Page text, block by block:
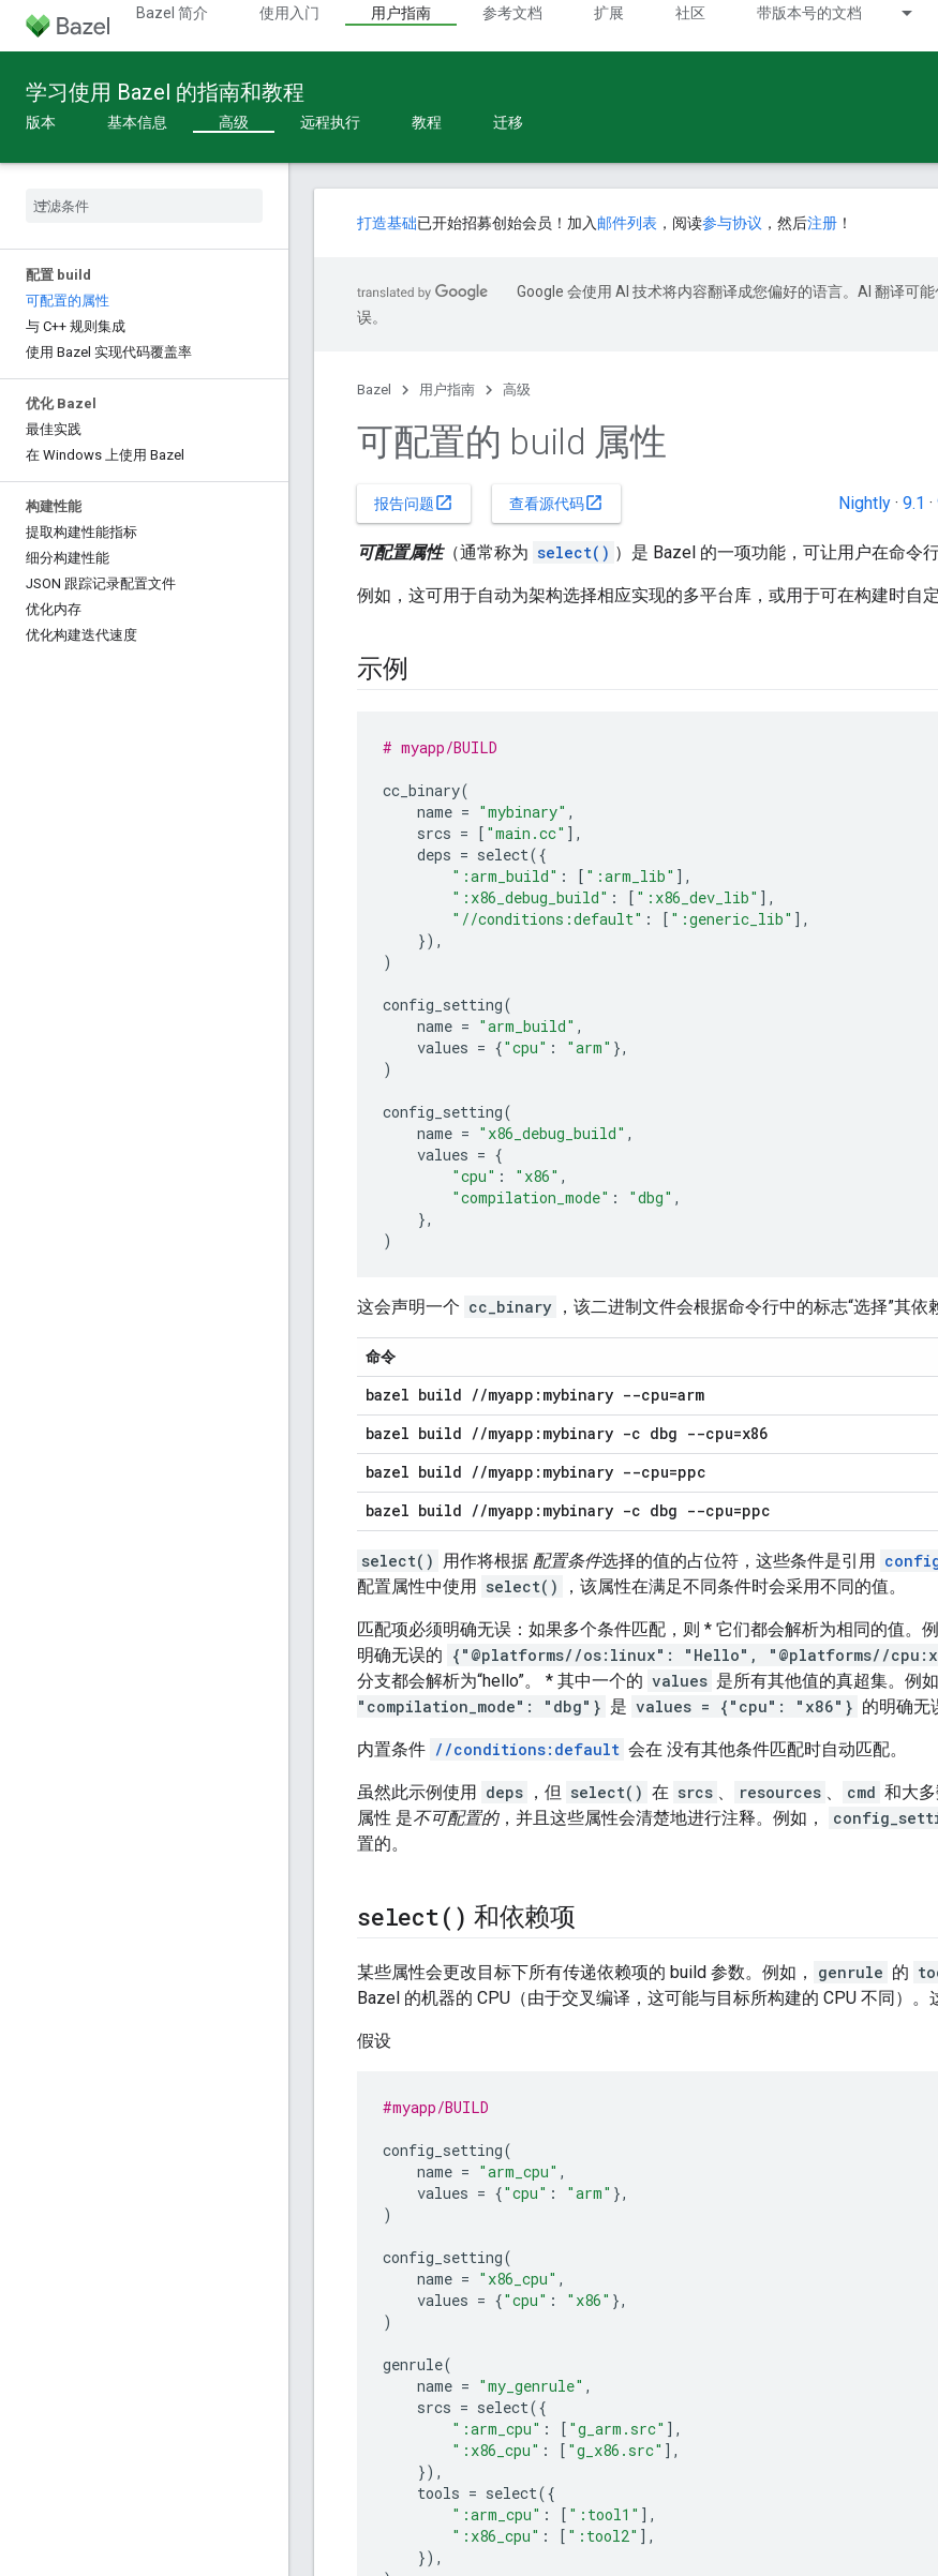
Bazel 简介 使用入门 用户指南 参考文档 扩展 社区 带版本号的文档
学习使用 Bazel 的指南和教程
版本 基本信息 高级 远程执行 教程 迁移
配置 build
可配置的属性
与 C++ 规则集成
使用 Bazel 实现代码覆盖率
优化 Bazel
最佳实践
在 Windows 上使用 Bazel
构建性能
提取构建性能指标
细分构建性能
JSON 跟踪记录配置文件
优化内存
优化构建迭代速度
打造基础已开始招募创始会员！加入 邮件列表 ，阅读参与协议 ，然后注册 ！
Google 会使用 AI 技术将内容翻译成您偏好的语言。AI 翻译可
误。
Bazel 用户指南 高级
可配置的 build 属性
报告问题open_in_new 查看源代码open_in_new Nightly · 9.1 ·
可配置属性（通常称为 select() ）是 Bazel 的一项功能，可让用户在命令
例如，这可用于自动为架构选择相应实现的多平台库，或用于可在构建时自
示例
# myapp/BUILD
cc_binary(
name = "mybinary" ,
srcs = [ "main.cc" ],
deps = select({
":arm_build" : [ ":arm_lib" ],
":x86_debug_build" : [ ":x86_dev_lib" ],
"//conditions:default" : [ ":generic_lib" ],
}),
)
config_setting(
name = "arm_build" ,
values = {"cpu" : "arm" },
)
config_setting(
name = "x86_debug_build" ,
values = {
"cpu" : "x86" ,
"compilation_mode" : "dbg" ,
},
)
这会声明一个 cc_binary ，该二进制文件会根据命令行中的标志“选择”其依
命令
bazel build //myapp:mybinary --cpu=arm
bazel build //myapp:mybinary -c dbg --cpu=x86
bazel build //myapp:mybinary --cpu=ppc
bazel build //myapp:mybinary -c dbg --cpu=ppc
select() 用作将根据 配置条件选择的值的占位符，这些条件是引用
配置属性中使用 select() ，该属性在满足不同条件时会采用不同的值。
匹配项必须明确无误：如果多个条件匹配，则 * 它们都会解析为相同的值。
明确无误的 {"@platforms//os:linux": "Hello", "@platforms//
分支都会解析为“hello”。 * 其中一个的 values 是所有其他值的真超集。例如
"compilation_mode": "dbg"} 是 values = {"cpu": "x86"} 的明确无
内置条件 //conditions:default 会在 没有其他条件匹配时自动匹配。
虽然此示例使用 deps ，但 select() 在 srcs 、 resources 、 cmd 和大
属性 是不可配置的，并且这些属性会清楚地进行注释。例如，
置的。
select( ) 和依赖项
某些属性会更改目标下所有传递依赖项的 build 参数。例如， genrule 的
Bazel 的机器的 CPU（由于交叉编译，这可能与目标所构建的 CPU 不同）。
假设
#myapp/BUILD
config_setting(
name = "arm_cpu" ,
values = {"cpu" : "arm" },
)
config_setting(
name = "x86_cpu" ,
values = {"cpu" : "x86" },
)
genrule(
name = "my_genrule" ,
srcs = select({
":arm_cpu" : [ "g_arm.src" ],
":x86_cpu" : [ "g_x86.src" ],
}),
tools = select({
":arm_cpu" : [ ":tool1" ],
":x86_cpu" : [ ":tool2" ],
}),